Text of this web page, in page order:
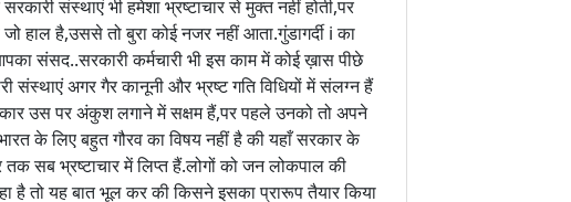
संस्थाएं भी हमेशा भ्रष्टाचार से मुक्त नहीं होती,पर
हाल है,उससे तो बुरा कोई नजर नहीं आता.गुंडागर्दी i का
संसद..सरकारी कर्मचारी भी इस काम में कोई ख़ास पीछे
संस्थाएं अगर गैर कानूनी और भ्रष्ट गति विधियों में संलग्न हैं
उस पर अंकुश लगाने में सक्षम हैं,पर पहले उनको तो अपने
के लिए बहुत गौरव का विषय नहीं है की यहाँ सरकार के
सब भ्रष्टाचार में लिप्त हैं.लोगों को जन लोकपाल की
है तो यह बात भूल कर की किसने इसका प्रारूप तैयार किया